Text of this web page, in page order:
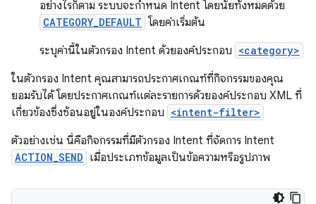
อย่างไรก็ตาม ระบบจะกำหนด Intent โดยนัยทั้งหมดด้วย
CATEGORY_DEFAULT โดยค่าเริ่มต้น
ระบุค่านี้ในตัวกรอง Intent ด้วยองค์ประกอบ <category>
ในตัวกรอง Intent คุณสามารถประกาศเกณฑ์ที่กิจกรรมของคุณ
ยอมรับได้ โดยประกาศเกณฑ์แต่ละรายการด้วยองค์ประกอบ XML ที่
เกี่ยวข้องซึ่งซ้อนอยู่ในองค์ประกอบ <intent-filter>
ตัวอย่างเช่น นี่คือกิจกรรมที่มีตัวกรอง Intent ที่จัดการ Intent
ACTION_SEND เมื่อประเภทข้อมูลเป็นข้อความหรือรูปภาพ